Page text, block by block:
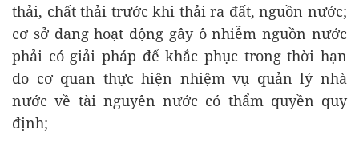
thải, chất thải trước khi thải ra đất, nguồn nước;
cơ sở đang hoạt động gây ô nhiễm nguồn nước
phải có giải pháp để khắc phục trong thời hạn
do cơ quan thực hiện nhiệm vụ quản lý nhà
nước về tài nguyên nước có thẩm quyền quy
định;